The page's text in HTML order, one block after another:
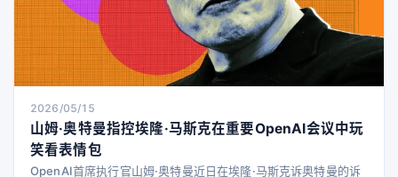
2026/05/15
山姆·奥特曼指控埃隆·马斯克在重要OpenAI会议中玩
笑看表情包
OpenAI首席执行官山姆·奥特曼近日在埃隆·马斯克诉奥特曼的诉